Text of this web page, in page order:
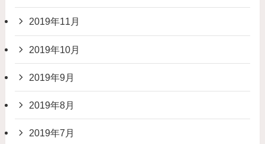
2019年11月
2019年10月
2019年9月
2019年8月
2019年7月